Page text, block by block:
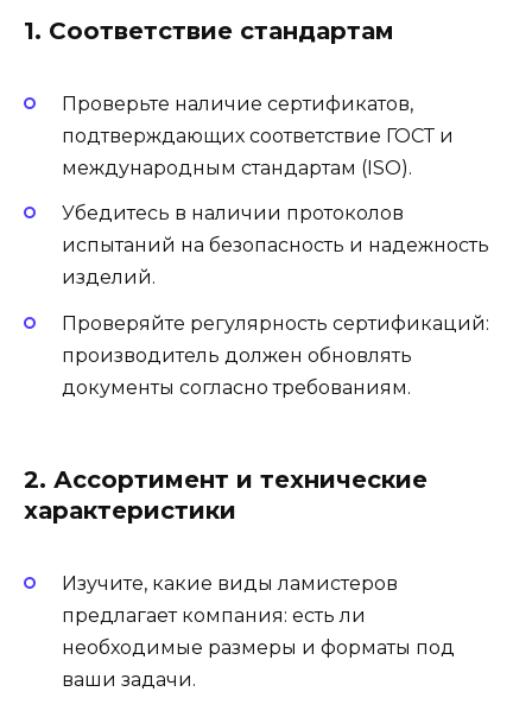
1. Соответствие стандартам
Проверьте наличие сертификатов,
подтверждающих соответствие ГОСТ и
международным стандартам (ISO).
Убедитесь в наличии протоколов
испытаний на безопасность и надежность
изделий.
Проверяйте регулярность сертификаций:
производитель должен обновлять
документы согласно требованиям.
2. Ассортимент и технические
характеристики
Изучите, какие виды ламистеров
предлагает компания: есть ли
необходимые размеры и форматы под
ваши задачи.